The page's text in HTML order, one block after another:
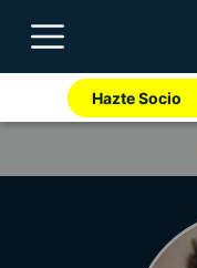
Hazte Socio